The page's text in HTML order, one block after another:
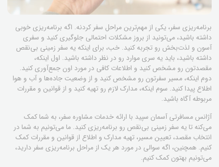
برنامه‌ریزی سفر، یکی از مهم‌ترین مراحل سفر کردنه. اگه برنامه‌ریزی خوبی
داشته باشید، می‌تونید از بروز مشکلات احتمالی جلوگیری کنید و سفری
آسون و لذت‌بخش رو تجربه کنید. خب، برای اینکه یه سفر زمینی بی‌نقص
داشته باشید، باید یه سری موارد رو در نظر داشته باشید. اول اینکه،
مقصدتون رو مشخص کنید و اطلاعات کافی در مورد اون جمع‌آوری کنید.
دوم اینکه، مسیر سفرتون رو مشخص کنید و از وضعیت جاده‌ها و آب و هوا
اطلاع پیدا کنید. سوم اینکه، مدارک لازم رو تهیه کنید و از قوانین و مقررات
مربوطه آگاه باشید.
آژانس مسافرتی آسمان سپید با ارائه خدمات مشاوره سفر، به شما کمک
می‌کنه تا یه سفر زمینی بی‌نقص رو برنامه‌ریزی کنید. ما می‌تونیم به شما در
انتخاب مقصد، تعیین مسیر، تهیه مدارک و اطلاع از قوانین و مقررات کمک
کنیم. همچنین، اگه سوالی در مورد هر یک از مراحل برنامه‌ریزی سفر دارید،
می‌تونیم بهتون کمک کنیم.